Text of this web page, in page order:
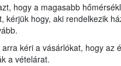
hogy a magasabb
hogy, aki rendelkezik
kéri a vásárlókat, hogy az
a vételárat.